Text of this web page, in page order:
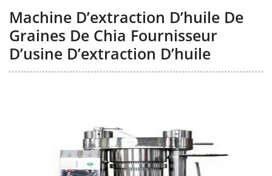
Machine D’extraction D’huile De
Graines De Chia Fournisseur
D’usine D’extraction D’huile